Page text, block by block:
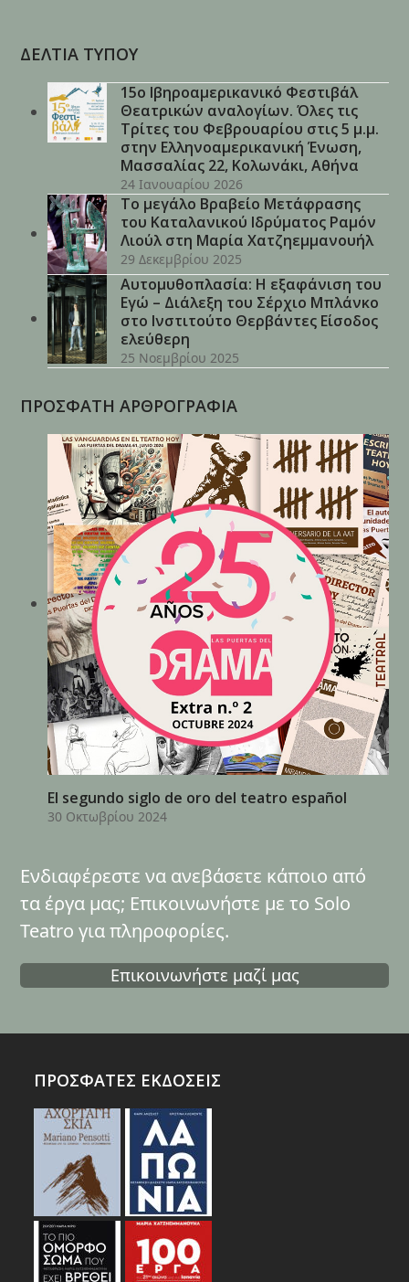
ΔΕΛΤΙΑ ΤΥΠΟΥ
15ο Ιβηροαμερικανικό Φεστιβάλ
Θεατρικών αναλογίων. Όλες τις
Τρίτες του Φεβρουαρίου στις 5 μ.μ.
στην Ελληνοαμερικανική Ένωση,
Μασσαλίας 22, Κολωνάκι, Αθήνα
24 Ιανουαρίου 2026
Το μεγάλο Βραβείο Μετάφρασης
του Καταλανικού Ιδρύματος Ραμόν
Λιούλ στη Μαρία Χατζηεμμανουήλ
29 Δεκεμβρίου 2025
Αυτομυθοπλασία: Η εξαφάνιση του
Εγώ – Διάλεξη του Σέρχιο Μπλάνκο
στο Ινστιτούτο Θερβάντες Είσοδος
ελεύθερη
25 Νοεμβρίου 2025
ΠΡΟΣΦΑΤΗ ΑΡΘΡΟΓΡΑΦΙΑ
El segundo siglo de oro del teatro español
30 Οκτωβρίου 2024
Ενδιαφέρεστε να ανεβάσετε κάποιο από
τα έργα μας; Επικοινωνήστε με το Solo
Teatro για πληροφορίες.
Επικοινωνήστε μαζί μας
ΠΡΟΣΦΑΤΕΣ ΕΚΔΟΣΕΙΣ